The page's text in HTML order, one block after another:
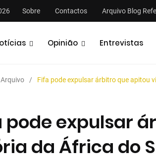
Sobre Contactos Arquivo Blog
Opinião Entrevistas
Arquivo Fifa pode expulsar árbitro que apitou
pode expulsar
da África do
Podcasts